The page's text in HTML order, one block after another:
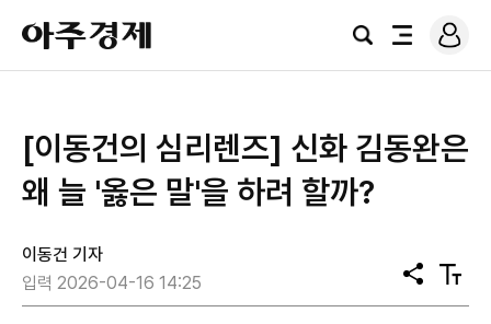
아
주
경
검
전
로
그
[이동건의 심리렌즈] 신화 김동완은
왜 늘 '옳은 말'을 하려 할까?
이동건 기자
입력 2026-04-16 14:25
공
유
텍
스